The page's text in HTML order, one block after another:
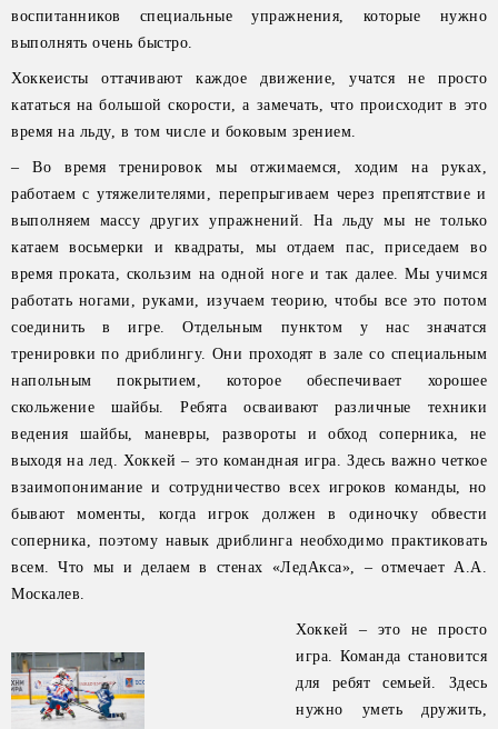
воспитанников специальные упражнения, которые нужно
выполнять очень быстро.
Хоккеисты оттачивают каждое движение, учатся не просто
кататься на большой скорости, а замечать, что происходит в это
время на льду, в том числе и боковым зрением.
– Во время тренировок мы отжимаемся, ходим на руках,
работаем с утяжелителями, перепрыгиваем через препятствие и
выполняем массу других упражнений. На льду мы не только
катаем восьмерки и квадраты, мы отдаем пас, приседаем во
время проката, скользим на одной ноге и так далее. Мы учимся
работать ногами, руками, изучаем теорию, чтобы все это потом
соединить в игре. Отдельным пунктом у нас значатся
тренировки по дриблингу. Они проходят в зале со специальным
напольным покрытием, которое обеспечивает хорошее
скольжение шайбы. Ребята осваивают различные техники
ведения шайбы, маневры, развороты и обход соперника, не
выходя на лед. Хоккей – это командная игра. Здесь важно четкое
взаимопонимание и сотрудничество всех игроков команды, но
бывают моменты, когда игрок должен в одиночку обвести
соперника, поэтому навык дриблинга необходимо практиковать
всем. Что мы и делаем в стенах «ЛедАкса», – отмечает А.А.
Москалев.
Хоккей – это не просто
игра. Команда становится
для ребят семьей. Здесь
нужно уметь дружить,